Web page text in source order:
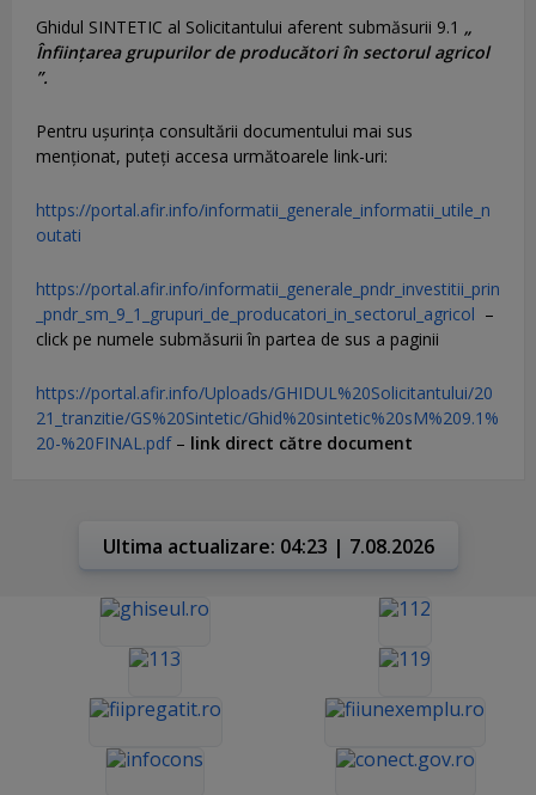
Ghidul SINTETIC al Solicitantului aferent submăsurii 9.1 „
Înființarea grupurilor de producători în sectorul agricol
”.
Pentru uşurinţa consultării documentului mai sus
menţionat, puteţi accesa următoarele link-uri:
https://portal.afir.info/informatii_generale_informatii_utile_n
outati
https://portal.afir.info/informatii_generale_pndr_investitii_prin
_pndr_sm_9_1_grupuri_de_producatori_in_sectorul_agricol –
click pe numele submăsurii în partea de sus a paginii
https://portal.afir.info/Uploads/GHIDUL%20Solicitantului/20
21_tranzitie/GS%20Sintetic/Ghid%20sintetic%20sM%209.1%
20-%20FINAL.pdf– link direct către document
Ultima actualizare: 04:23 | 7.08.2026